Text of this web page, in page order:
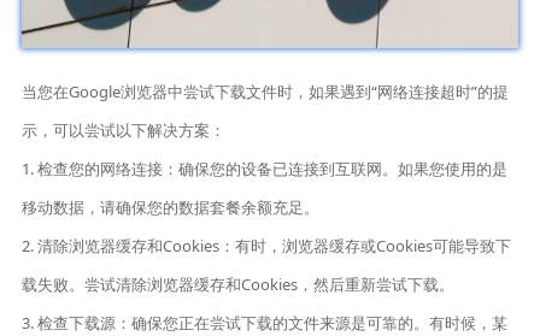
当您在Google浏览器中尝试下载文件时，如果遇到“网络连接超时”的提
示，可以尝试以下解决方案：
1. 检查您的网络连接：确保您的设备已连接到互联网。如果您使用的是
移动数据，请确保您的数据套餐余额充足。
2. 清除浏览器缓存和Cookies：有时，浏览器缓存或Cookies可能导致下
载失败。尝试清除浏览器缓存和Cookies，然后重新尝试下载。
3. 检查下载源：确保您正在尝试下载的文件来源是可靠的。有时候，某